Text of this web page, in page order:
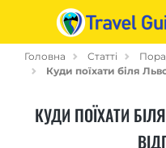
Головна Статті
Куди поїхати біля
КУДИ ПОЇХАТИ